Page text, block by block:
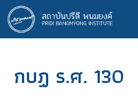
ข้าม
ไป
ยัง
หลักกบฏ ร.ศ. 130